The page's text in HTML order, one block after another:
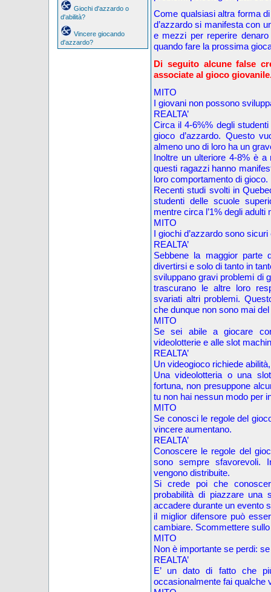
Giochi d'azzardo o
d'abilità?
Vincere giocando
d'azzardo?
Come qualsiasi altra forma
d’azzardo si manifesta con
e mezzi per reperire
quando fare la prossima
Di seguito alcune false
associate al gioco
MITO
I giovani non possono
REALTA’
Circa il 4-6%% degli
gioco d’azzardo. Questo
almeno uno di loro ha un
Inoltre un ulteriore 4-8% è
questi ragazzi hanno
loro comportamento di gioco.
Recenti studi svolti in
studenti delle scuole
mentre circa l’1% degli
MITO
I giochi d’azzardo sono
REALTA’
Sebbene la maggior parte
divertirsi e solo di tanto in
sviluppano gravi problemi di
trascurano le altre loro
svariati altri problemi.
che dunque non sono mai
MITO
Se sei abile a giocare
videolotterie e alle slot
REALTA’
Un videogioco richiede
Una videolotteria o una
fortuna, non presuppone
tu non hai nessun modo per
MITO
Se conosci le regole del
vincere aumentano.
REALTA’
Conoscere le regole del
sono sempre sfavorevoli.
vengono distribuite.
Si crede poi che
probabilità di piazzare una
accadere durante un evento
il miglior difensore può
cambiare. Scommettere
MITO
Non è importante se perdi:
REALTA’
E’ un dato di fatto che
occasionalmente fai qualche